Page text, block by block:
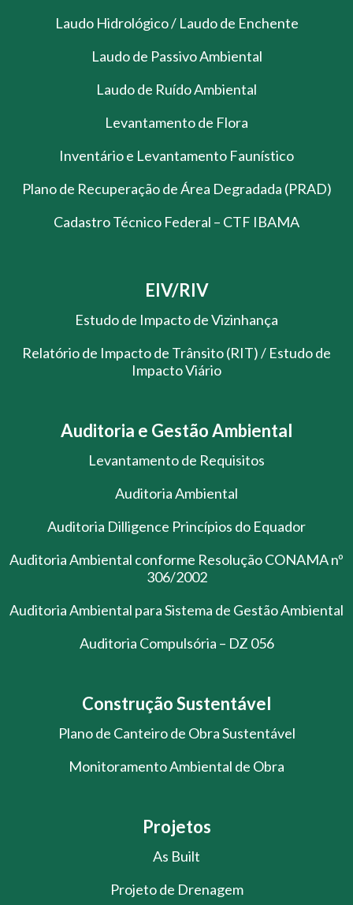
Laudo Hidrológico / Laudo de Enchente
Laudo de Passivo Ambiental
Laudo de Ruído Ambiental
Levantamento de Flora
Inventário e Levantamento Faunístico
Plano de Recuperação de Área Degradada (PRAD)
Cadastro Técnico Federal – CTF IBAMA
EIV/RIV
Estudo de Impacto de Vizinhança
Relatório de Impacto de Trânsito (RIT) / Estudo de
Impacto Viário
Auditoria e Gestão Ambiental
Levantamento de Requisitos
Auditoria Ambiental
Auditoria Dilligence Princípios do Equador
Auditoria Ambiental conforme Resolução CONAMA nº
306/2002
Auditoria Ambiental para Sistema de Gestão Ambiental
Auditoria Compulsória – DZ 056
Construção Sustentável
Plano de Canteiro de Obra Sustentável
Monitoramento Ambiental de Obra
Projetos
As Built
Projeto de Drenagem